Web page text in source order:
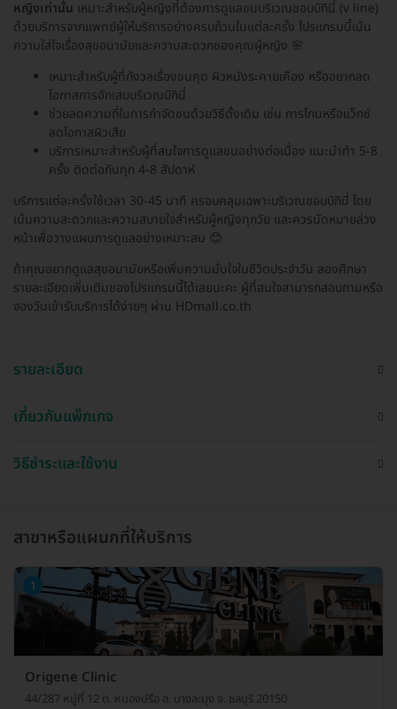
หญิงเท่านั้น เหมาะสำหรับผู้หญิงที่ต้องการดูแลขนบริเวณขอบบิกินี่ (v line)
ด้วยบริการจากแพทย์ผู้ให้บริการอย่างครบถ้วนในแต่ละครั้ง โปรแกรมนี้เน้น
ความใส่ใจเรื่องสุขอนามัยและความสะดวกของคุณผู้หญิง 🌸
เหมาะสำหรับผู้ที่กังวลเรื่องขนคุด ผิวหนังระคายเคือง หรืออยากลด
โอกาสการอักเสบบริเวณบิกินี่
ช่วยลดความถี่ในการกำจัดขนด้วยวิธีดั้งเดิม เช่น การโกนหรือแว็กซ์
ลดโอกาสผิวเสีย
บริการเหมาะสำหรับผู้ที่สนใจการดูแลขนอย่างต่อเนื่อง แนะนำทำ 5-8
ครั้ง ติดต่อกันทุก 4-8 สัปดาห์
บริการแต่ละครั้งใช้เวลา 30-45 นาที ครอบคลุมเฉพาะบริเวณขอบบิกินี่ โดย
เน้นความสะดวกและความสบายใจสำหรับผู้หญิงทุกวัย และควรนัดหมายล่วง
หน้าเพื่อวางแผนการดูแลอย่างเหมาะสม 😊
ถ้าคุณอยากดูแลสุขอนามัยหรือเพิ่มความมั่นใจในชีวิตประจำวัน ลองศึกษา
รายละเอียดเพิ่มเติมของโปรแกรมนี้ได้เลยนะคะ ผู้ที่สนใจสามารถสอบถามหรือ
จองวันเข้ารับบริการได้ง่ายๆ ผ่าน HDmall.co.th
รายละเอียด
เกี่ยวกับแพ็กเกจ
วิธีชำระและใช้งาน
สาขาหรือแผนกที่ให้บริการ
1
Origene Clinic
44/287 หมู่ที่ 12 ต. หนองปรือ อ. บางละมุง จ. ชลบุรี 20150